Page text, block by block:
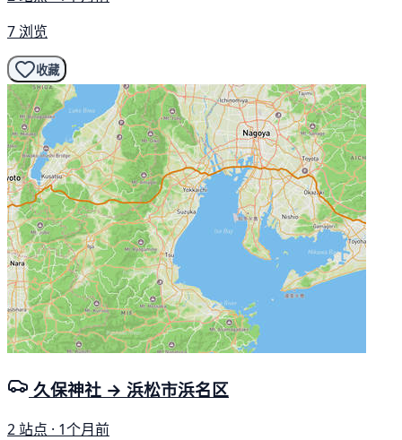
7 浏览
收藏
久保神社 → 浜松市浜名区
2 站点 · 1个月前